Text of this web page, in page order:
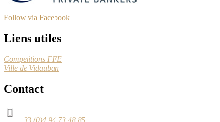
Follow via Facebook
Liens utiles
Competitions FFE
Ville de Vidauban
Contact
+ 33 (0)4 94 73 48 85